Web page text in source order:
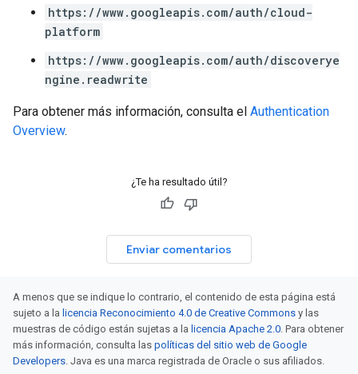
https://www.googleapis.com/auth/cloud-
platform
https://www.googleapis.com/auth/discoverye
ngine.readwrite
Para obtener más información, consulta el Authentication
Overview.
¿Te ha resultado útil?
Enviar comentarios
A menos que se indique lo contrario, el contenido de esta página está
sujeto a la licencia Reconocimiento 4.0 de Creative Commons y las
muestras de código están sujetas a la licencia Apache 2.0. Para obtener
más información, consulta las políticas del sitio web de Google
Developers. Java es una marca registrada de Oracle o sus afiliados.